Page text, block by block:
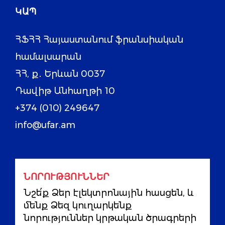
ԿԱՊ
ՀՖՀՀ Հայաստանում ֆրանսիական
համալսարան
ՀՀ, ք․ Երևան 0037
Դավիթ Անհաղթի 10
+374 (010) 249647
info@ufar.am
ՆՈՐՈՒԹՅՈՒՆՆԵՐ
Նշե՛ք Ձեր էլեկտրոնային հասցեն, և
մենք Ձեզ կուղարկենք
նորություններ կրթական ծրագրերի